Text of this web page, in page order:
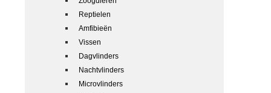
Reptielen
Amfibieën
Vissen
Dagvlinders
Nachtvlinders
Microvlinders